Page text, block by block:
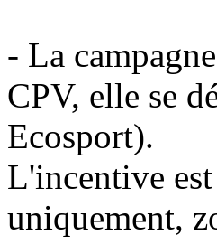
- La
CPV, elle se
Ecosport).
L'incentive
uniquement,